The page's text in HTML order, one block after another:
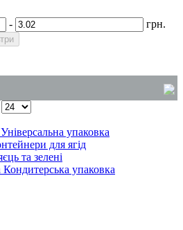
-
грн.
товарів київ
стакани
Універсальна упаковка
для ягід
та зелені
Кондитерська упаковка